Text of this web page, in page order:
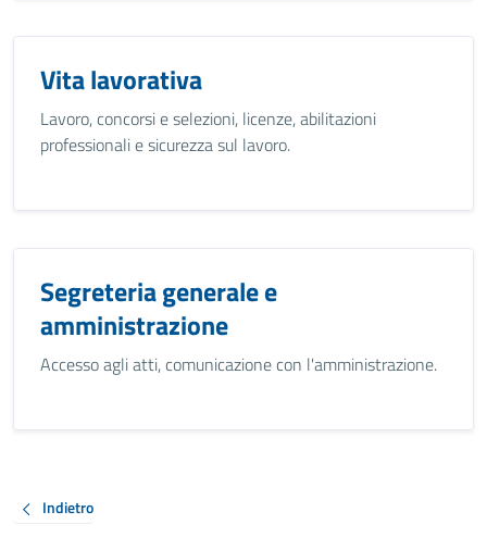
Vita lavorativa
Lavoro, concorsi e selezioni, licenze, abilitazioni
professionali e sicurezza sul lavoro.
Segreteria generale e
amministrazione
Accesso agli atti, comunicazione con l'amministrazione.
Indietro